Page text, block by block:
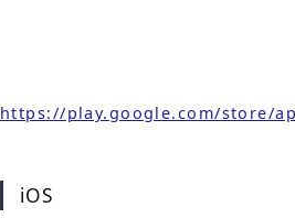
https://play.google.com/store/
iOS